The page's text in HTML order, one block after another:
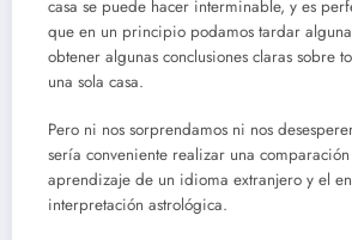
casa se puede hacer interminable, y es
que en un principio podamos tardar
obtener algunas conclusiones claras sobre
una sola casa.
Pero ni nos sorprendamos ni nos
sería conveniente realizar una
aprendizaje de un idioma extranjero y el
interpretación astrológica.